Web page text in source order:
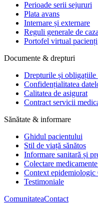
Perioade serii sejururi
Plata avans
Internare și externare
Reguli generale de
Portofel virtual pacienți
Documente & drepturi
Drepturile și obligațiile
Confidențialitatea
Calitatea de asigurat
Contract servicii
Sănătate & informare
Ghidul pacientului
Stil de viață sănătos
Informare sanitară și
Colectare
Context
Testimoniale
ComunitateaContact